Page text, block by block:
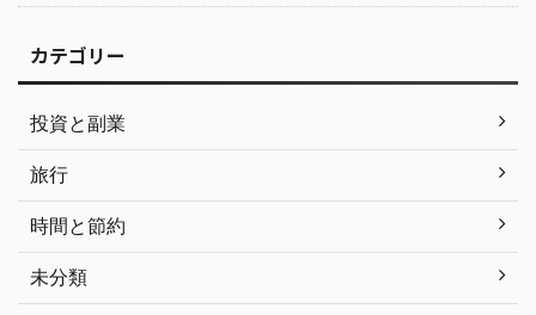
カテゴリー
投資と副業
旅行
時間と節約
未分類